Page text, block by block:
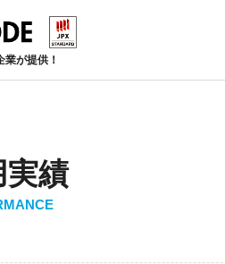
が提供！
実績